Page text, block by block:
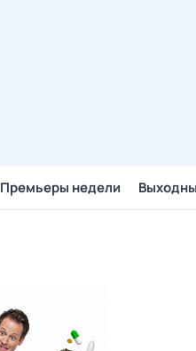
Премьеры недели